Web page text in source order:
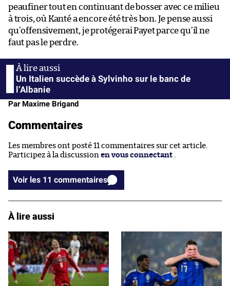
peaufiner tout en continuant de bosser avec ce milieu
à trois, où Kanté a encore été très bon. Je pense aussi
qu’offensivement, je protégerai Payet parce qu’il ne
faut pas le perdre.
Un Italien succède à Sylvinho sur le banc de
l’Albanie
Par Maxime Brigand
Commentaires
Les membres ont posté 11 commentaires sur cet article.
Participez à la discussion en vous connectant
Voir les 11 commentaires
À lire aussi